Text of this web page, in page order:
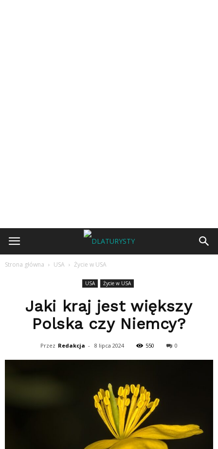
Strona główna USA Życie w USA
USA Życie w USA
Jaki kraj jest większy
Polska czy Niemcy?
Przez Redakcja - 8 lipca 2024 550 0